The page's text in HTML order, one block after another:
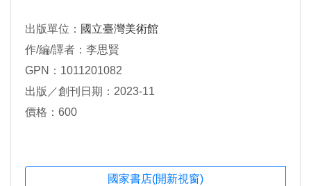
出版單位： 國立臺灣美術館
作/編/譯者：李思賢
GPN：1011201082
出版／創刊日期：2023-11
價格：600
國家書店(開新視窗)